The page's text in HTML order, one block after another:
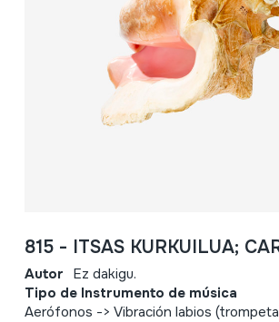
815 - ITSAS KURKUILUA;
Autor Ez dakigu.
Tipo de Instrumento de música
Aerófonos -> Vibración labios